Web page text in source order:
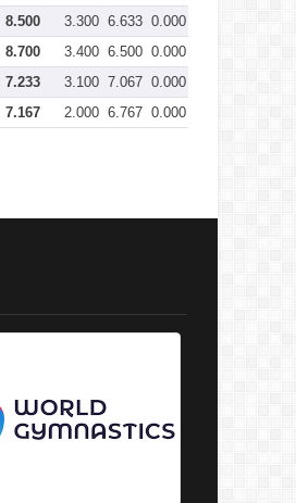
8.500 3.300 6.633 0.000
8.700 3.400 6.500 0.000
7.233 3.100 7.067 0.000
7.167 2.000 6.767 0.000